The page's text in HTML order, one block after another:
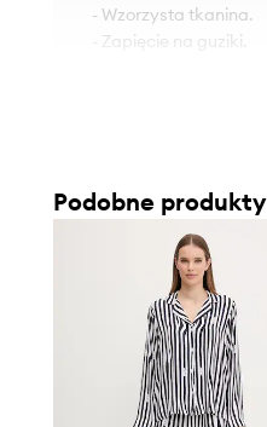
- Wzorzysta tkanina.
- Zapięcie na guziki.
Podobne produkty